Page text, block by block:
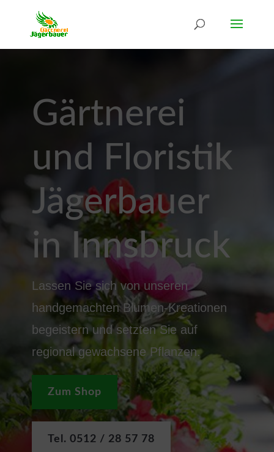
Gärtnerei
und Floristik
Jägerbauer
in Innsbruck
Lassen Sie sich von unseren
handgemachten Blumen-Kreationen
begeistern und setzten Sie auf
regional gewachsene Pflanzen.
Zum Shop
Tel. 0512 / 28 57 78